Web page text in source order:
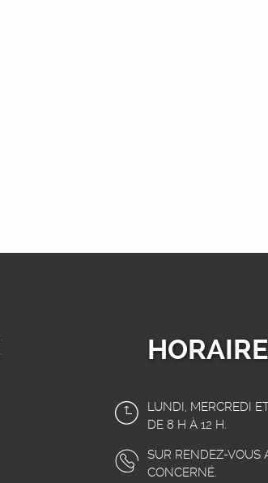
LUNDI, MERCREDI
DE 8 H À 12 H.
SUR RENDEZ-VOUS
CONCERNÉ.